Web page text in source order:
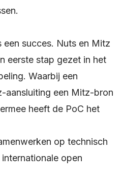
succes. Nuts en Mitz
eerste stap gezet in het
Waarbij een
aansluiting een Mitz-bron
heeft de PoC het
op technisch
open